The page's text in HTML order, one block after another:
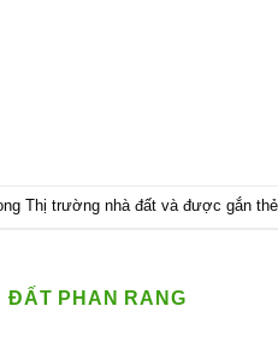
Thị trường nhà đất và được gắn
ĐẤT PHAN RANG